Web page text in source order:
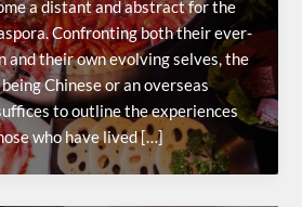
a distant and abstract for the
Confronting both their ever-
and their own evolving selves, the
Chinese or an overseas
to outline the experiences
who have lived […]